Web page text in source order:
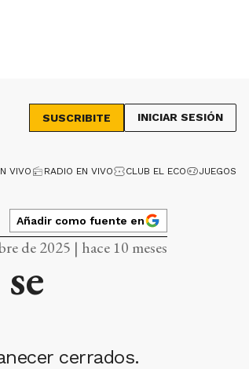
SUSCRIBITE INICIAR SESIÓN
VIVO RADIO EN VIVO CLUB EL ECO JUEGOS
Añadir como fuente en
de 2025 | hace 10 meses
cerrados.